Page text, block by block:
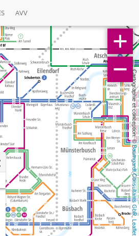
AVV
Cartographie et conception: ©
Baumgardt Consultants GbR
,
Leaflet